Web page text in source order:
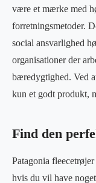
være et mærke med
forretningsmetoder.
social ansvarlighed
organisationer der
bæredygtighed. Ved
kun et godt produkt,
Find den
Patagonia
hvis du vil have